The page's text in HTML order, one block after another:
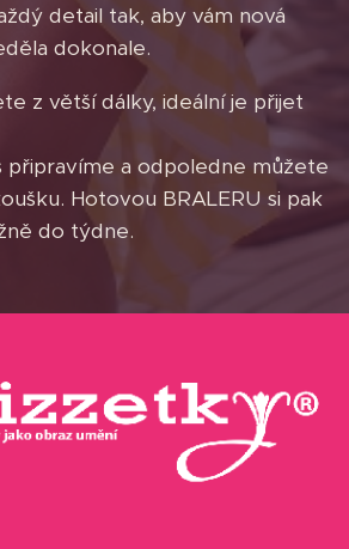
detail tak, aby vám nová
dokonale.
z větší dálky, ideální je přijet
připravíme a odpoledne můžete
Hotovou BRALERU si pak
do týdne.